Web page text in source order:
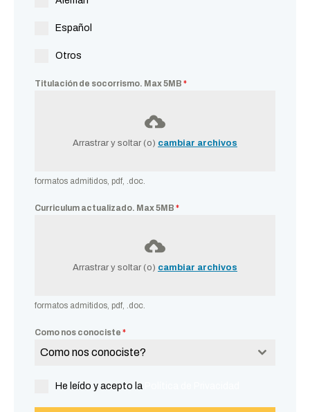
Español
Otros
Titulación de socorrismo. Max 5MB *
Arrastrar y soltar (o) cambiar archivos
formatos admitidos, pdf, .doc.
Curriculum actualizado. Max 5MB *
Arrastrar y soltar (o) cambiar archivos
formatos admitidos, pdf, .doc.
Como nos conociste *
Como nos conociste?
He leído y acepto la